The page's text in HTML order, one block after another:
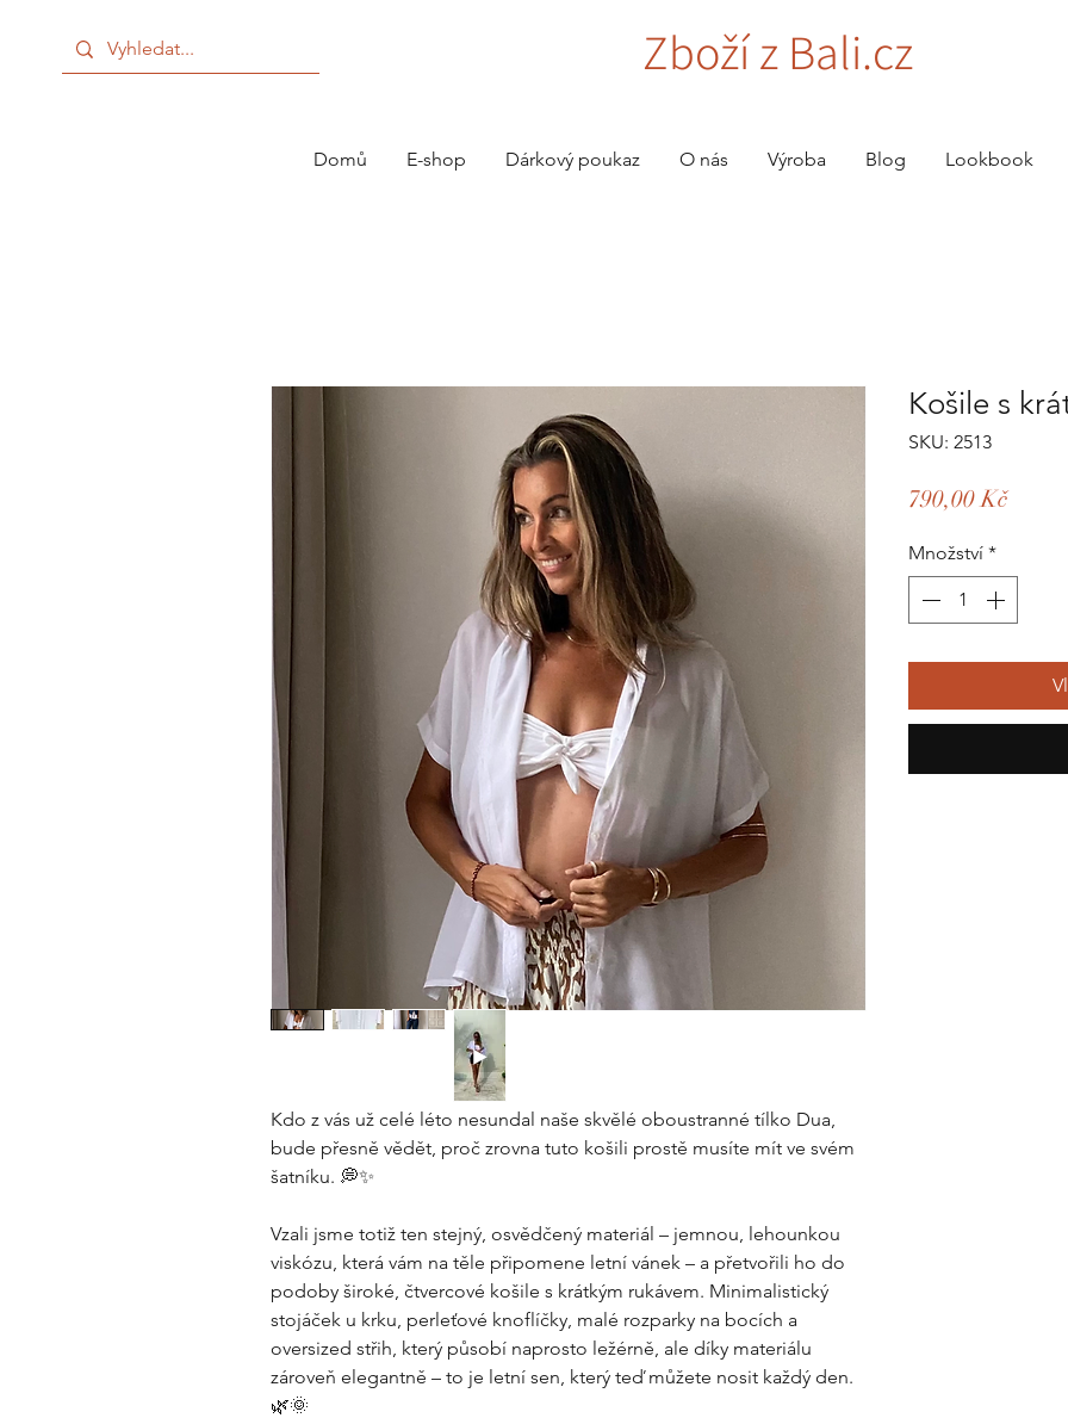
Zboží z Bali.cz
Domů E-shop Dárkový poukaz O nás Výroba Blog Lookbook
Kdo z vás už celé léto nesundal naše skvělé oboustranné tílko Dua,
bude přesně vědět, proč zrovna tuto košili prostě musíte mít ve svém
šatníku. 💭✨
Vzali jsme totiž ten stejný, osvědčený materiál – jemnou, lehounkou
viskózu, která vám na těle připomene letní vánek – a přetvořili ho do
podoby široké, čtvercové košile s krátkým rukávem. Minimalistický
stojáček u krku, perleťové knoflíčky, malé rozparky na bocích a
oversized střih, který působí naprosto ležérně, ale díky materiálu
zároveň elegantně – to je letní sen, který teď můžete nosit každý den.
🌿🌞
Košile s
SKU: 2513
790,00 KčCena
Množství *